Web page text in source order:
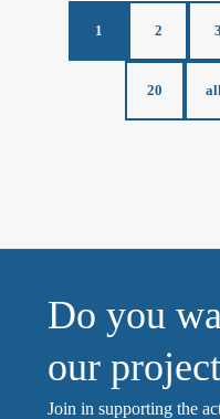
1 2 3
20 all
Do you
our
Join in supporting the